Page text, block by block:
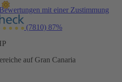
mit einer Zustimmung
(7810) 87%
auf Gran Canaria